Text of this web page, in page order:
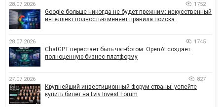
28.07.2026 1752
Google больше никогда не будет прежним: искусственный
интеллект полностью меняет правила поиска
28.07.2026 1745
ChatGPT перестает быть чат-ботом. OpenAI создает
полноценную бизнес-платформу
27.07.2026 827
Крупнейший инвестиционный форум страны: успейте
купить билет на Lviv Invest Forum